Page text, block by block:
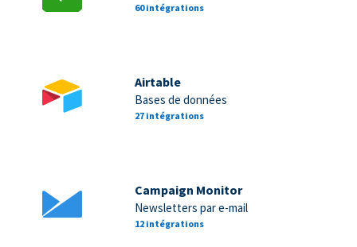
60 intégrations
Airtable
Bases de données
27 intégrations
Campaign Monitor
Newsletters par e-mail
12 intégrations